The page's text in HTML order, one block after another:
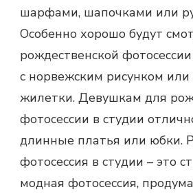
шарфами, шапочками или
Особенно хорошо будут
рождественской фотосессии
с норвежским рисунком
жилетки. Девушкам для
фотосессии в студии
длинные платья или юбки.
фотосессия в студии – это
модная фотосессия,